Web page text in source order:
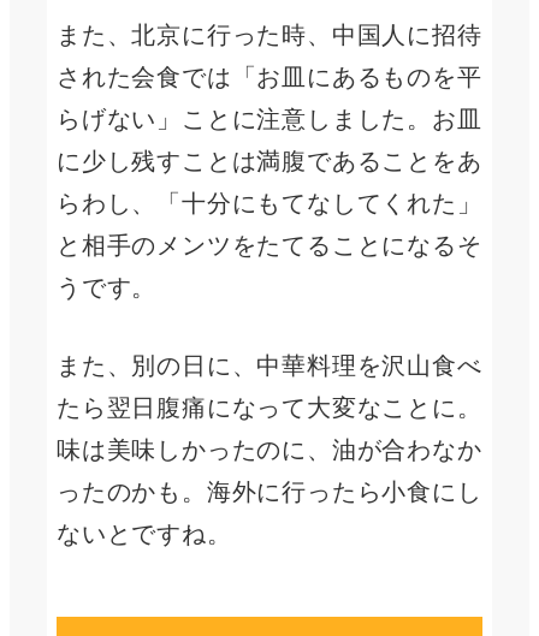
また、北京に行った時、中国人に招待
された会食では「お皿にあるものを平
らげない」ことに注意しました。お皿
に少し残すことは満腹であることをあ
らわし、「十分にもてなしてくれた」
と相手のメンツをたてることになるそ
うです。
また、別の日に、中華料理を沢山食べ
たら翌日腹痛になって大変なことに。
味は美味しかったのに、油が合わなか
ったのかも。海外に行ったら小食にし
ないとですね。